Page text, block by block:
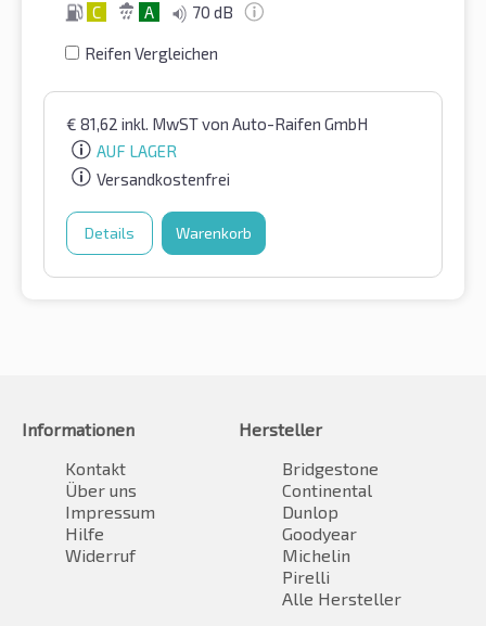
C A 70 dB
Reifen Vergleichen
€ 81,62 inkl. MwSTvon Auto-Raifen GmbH
AUF LAGER
Versandkostenfrei
Details Warenkorb
Informationen
Kontakt
Über uns
Impressum
Hilfe
Widerruf
Hersteller
Bridgestone
Continental
Dunlop
Goodyear
Michelin
Pirelli
Alle Hersteller